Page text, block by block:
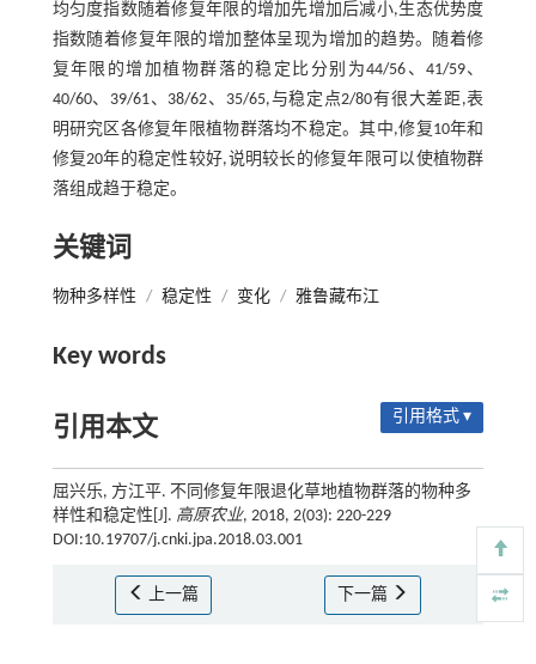
均匀度指数随着修复年限的增加先增加后减小,生态优势度
指数随着修复年限的增加整体呈现为增加的趋势。随着修
复年限的增加植物群落的稳定比分别为44/56、41/59、
40/60、39/61、38/62、35/65,与稳定点2/80有很大差距,表
明研究区各修复年限植物群落均不稳定。其中,修复10年和
修复20年的稳定性较好,说明较长的修复年限可以使植物群
落组成趋于稳定。
关键词
物种多样性 / 稳定性 / 变化 / 雅鲁藏布江
Key words
引用本文 引用格式 ▾
屈兴乐, 方江平. 不同修复年限退化草地植物群落的物种多
样性和稳定性[J]. 高原农业, 2018, 2(03): 220-229
DOI:10.19707/j.cnki.jpa.2018.03.001
上一篇 下一篇